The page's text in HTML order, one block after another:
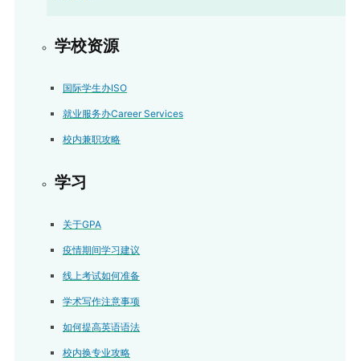
学校资源
国际学生办ISO
就业服务办Career Services
校内兼职攻略
学习
关于GPA
疫情期间学习建议
线上考试如何准备
学术写作注意事项
如何提高英语语法
校内换专业攻略